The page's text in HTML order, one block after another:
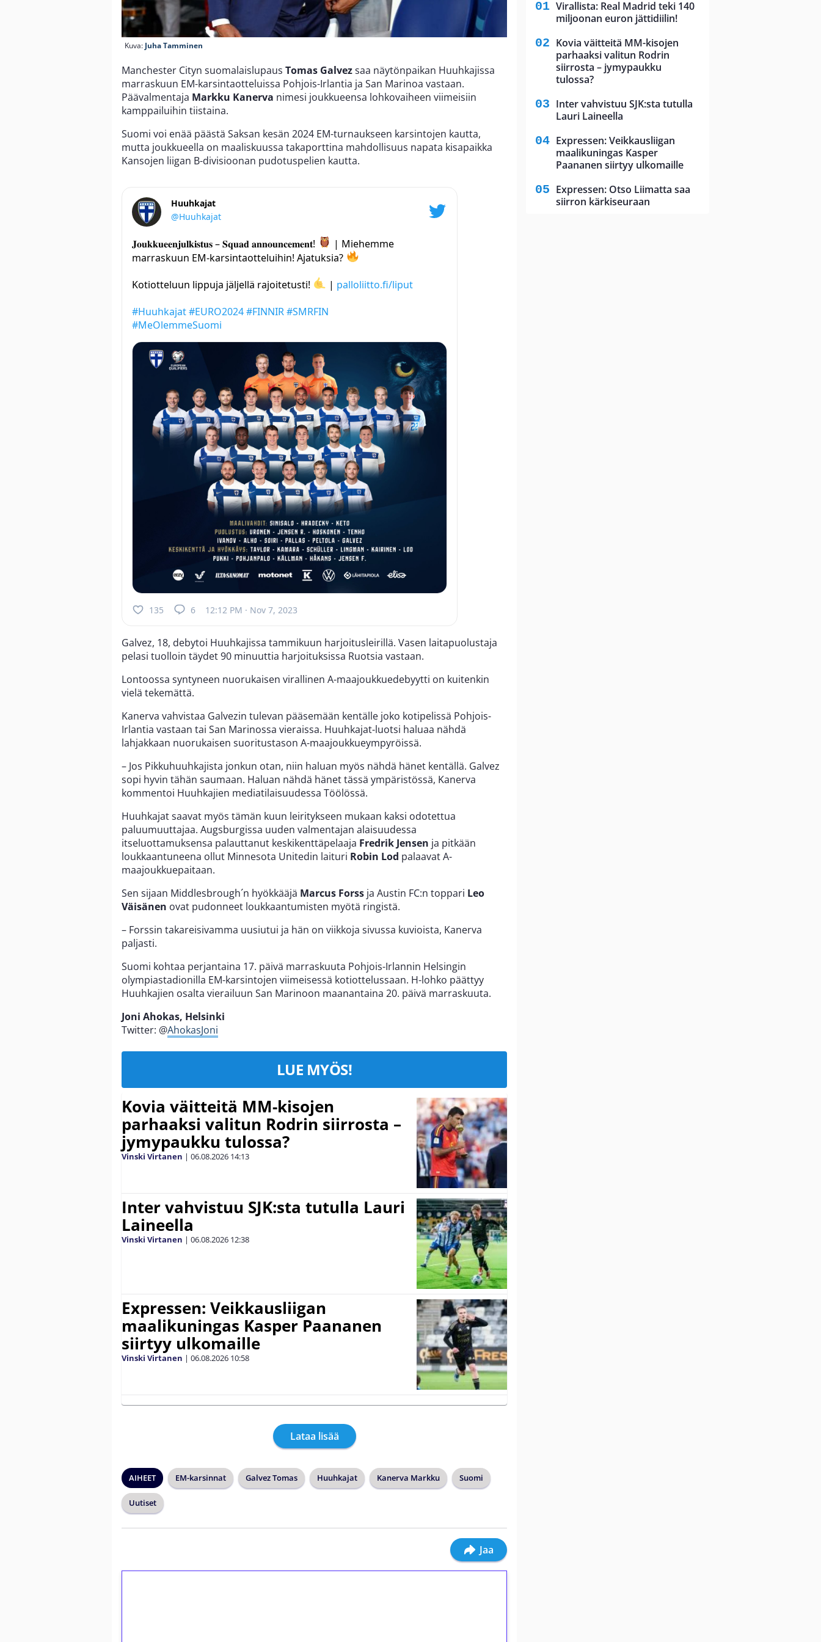
Kuva: Juha Tamminen
Manchester Cityn suomalaislupaus Tomas Galvezsaa näytönpaikan Huuhkajissa
marraskuun EM-karsintaotteluissa Pohjois-Irlantia ja San Marinoa vastaan.
Päävalmentaja Markku Kanerva nimesi joukkueensa lohkovaiheen viimeisiin
kamppailuihin tiistaina.
Suomi voi enää päästä Saksan kesän 2024 EM-turnaukseen karsintojen kautta,
mutta joukkueella on maaliskuussa takaporttina mahdollisuus napata kisapaikka
Kansojen liigan B-divisioonan pudotuspelien kautta.
Huuhkajat
@Huuhkajat
𝐉𝐨𝐮𝐤𝐤𝐮𝐞𝐞𝐧𝐣𝐮𝐥𝐤𝐢𝐬𝐭𝐮𝐬 – 𝐒𝐪𝐮𝐚𝐝 𝐚𝐧𝐧𝐨𝐮𝐧𝐜𝐞𝐦𝐞𝐧𝐭!
| Miehemme
marraskuun EM-karsintaotteluihin! Ajatuksia?
Kotiotteluun lippuja jäljellä rajoitetusti! | palloliitto.fi/liput
#Huuhkajat#EURO2024#FINNIR#SMRFIN
#MeOlemmeSuomi
135 6 12:12 PM · Nov 7, 2023
Galvez, 18, debytoi Huuhkajissa tammikuun harjoitusleirillä. Vasen laitapuolustaja
pelasi tuolloin täydet 90 minuuttia harjoituksissa Ruotsia vastaan.
Lontoossa syntyneen nuorukaisen virallinen A-maajoukkuedebyytti on kuitenkin
vielä tekemättä.
Kanerva vahvistaa Galvezin tulevan pääsemään kentälle joko kotipelissä Pohjois-
Irlantia vastaan tai San Marinossa vieraissa. Huuhkajat-luotsi haluaa nähdä
lahjakkaan nuorukaisen suoritustason A-maajoukkueympyröissä.
– Jos Pikkuhuuhkajista jonkun otan, niin haluan myös nähdä hänet kentällä. Galvez
sopi hyvin tähän saumaan. Haluan nähdä hänet tässä ympäristössä, Kanerva
kommentoi Huuhkajien mediatilaisuudessa Töölössä.
Huuhkajat saavat myös tämän kuun leiritykseen mukaan kaksi odotettua
paluumuuttajaa. Augsburgissa uuden valmentajan alaisuudessa
itseluottamuksensa palauttanut keskikenttäpelaaja Fredrik Jensen ja pitkään
loukkaantuneena ollut Minnesota Unitedin laituri Robin Lod palaavat A-
maajoukkuepaitaan.
Sen sijaan Middlesbrough´n hyökkääjä Marcus Forss ja Austin FC:n toppari Leo
Väisänen ovat pudonneet loukkaantumisten myötä ringistä.
– Forssin takareisivamma uusiutui ja hän on viikkoja sivussa kuvioista, Kanerva
paljasti.
Suomi kohtaa perjantaina 17. päivä marraskuuta Pohjois-Irlannin Helsingin
olympiastadionilla EM-karsintojen viimeisessä kotiottelussaan. H-lohko päättyy
Huuhkajien osalta vierailuun San Marinoon maanantaina 20. päivä marraskuuta.
Joni Ahokas, Helsinki
Twitter: @AhokasJoni
LUE MYÖS!
Kovia väitteitä MM-kisojen
parhaaksi valitun Rodrin siirrosta –
jymypaukku tulossa?
Vinski Virtanen | 06.08.2026 14:13
Inter vahvistuu SJK:sta tutulla Lauri
Laineella
Vinski Virtanen | 06.08.2026 12:38
Expressen: Veikkausliigan
maalikuningas Kasper Paananen
siirtyy ulkomaille
Vinski Virtanen | 06.08.2026 10:58
Lataa lisää
AIHEET EM-karsinnat Galvez Tomas Huuhkajat Kanerva Markku Suomi
Uutiset
Jaa
Virallista: Real Madrid teki 140
miljoonan euron jättidiilin!
Kovia väitteitä MM-kisojen
parhaaksi valitun Rodrin
siirrosta – jymypaukku
tulossa?
Inter vahvistuu SJK:sta tutulla
Lauri Laineella
Expressen: Veikkausliigan
maalikuningas Kasper
Paananen siirtyy ulkomaille
Expressen: Otso Liimatta saa
siirron kärkiseuraan